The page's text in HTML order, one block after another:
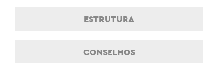
ESTRUTURA
CONSELHOS